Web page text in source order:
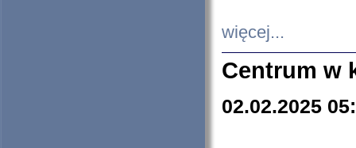
więcej...
Centrum w
02.02.2025